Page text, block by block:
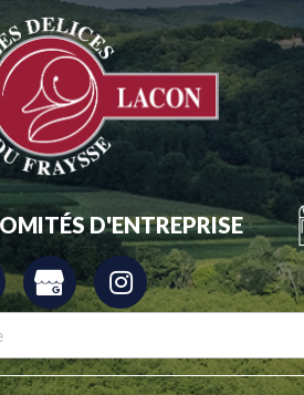
D'ENTREPRISE